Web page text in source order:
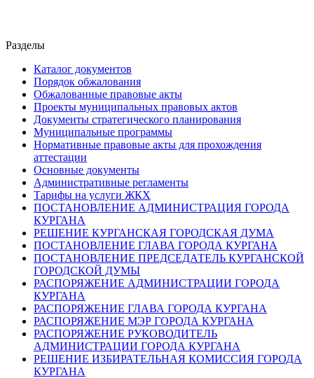
Разделы
Каталог документов
Порядок обжалования
Обжалованные правовые акты
Проекты муниципальных правовых актов
Документы стратегического планирования
Муниципальные программы
Нормативные правовые акты для прохождения
аттестации
Основные документы
Административные регламенты
Тарифы на услуги ЖКХ
ПОСТАНОВЛЕНИЕ АДМИНИСТРАЦИЯ ГОРОДА
КУРГАНА
РЕШЕНИЕ КУРГАНСКАЯ ГОРОДСКАЯ ДУМА
ПОСТАНОВЛЕНИЕ ГЛАВА ГОРОДА КУРГАНА
ПОСТАНОВЛЕНИЕ ПРЕДСЕДАТЕЛЬ КУРГАНСКОЙ
ГОРОДСКОЙ ДУМЫ
РАСПОРЯЖЕНИЕ АДМИНИСТРАЦИИ ГОРОДА
КУРГАНА
РАСПОРЯЖЕНИЕ ГЛАВА ГОРОДА КУРГАНА
РАСПОРЯЖЕНИЕ МЭР ГОРОДА КУРГАНА
РАСПОРЯЖЕНИЕ РУКОВОДИТЕЛЬ
АДМИНИСТРАЦИИ ГОРОДА КУРГАНА
РЕШЕНИЕ ИЗБИРАТЕЛЬНАЯ КОМИССИЯ ГОРОДА
КУРГАНА